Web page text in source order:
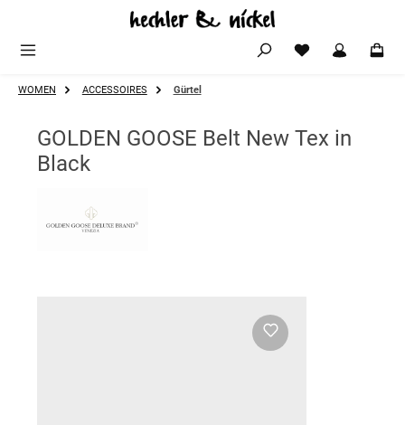
Zum Hauptinhalt springen
WOMEN ACCESSOIRES Gürtel
GOLDEN GOOSE Belt New Tex in
Black